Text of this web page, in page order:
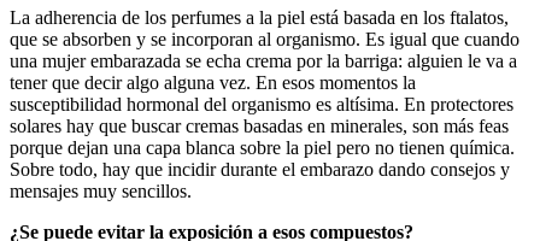
La adherencia de los perfumes a la piel está basada en los ftalatos,
que se absorben y se incorporan al organismo. Es igual que cuando
una mujer embarazada se echa crema por la barriga: alguien le va a
tener que decir algo alguna vez. En esos momentos la
susceptibilidad hormonal del organismo es altísima. En protectores
solares hay que buscar cremas basadas en minerales, son más feas
porque dejan una capa blanca sobre la piel pero no tienen química.
Sobre todo, hay que incidir durante el embarazo dando consejos y
mensajes muy sencillos.
¿Se puede evitar la exposición a esos compuestos?